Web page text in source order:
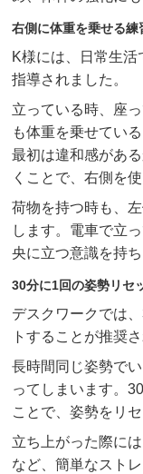
右側に体重を乗せる練
K様には、日常生
指導されました。
立っている時、座
も体重を乗せてい
最初は違和感があ
くことで、右側を
荷物を持つ時も、
します。電車で立
央に立つ意識を持ち
30分に1回の姿勢リセ
デスクワークでは
トすることが推奨
長時間同じ姿勢で
ってしまいます。
ことで、姿勢をリ
立ち上がった際に
など、簡単なスト